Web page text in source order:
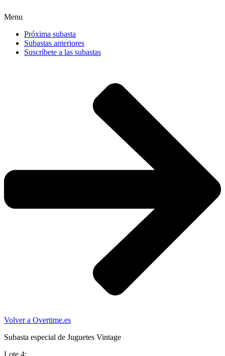
Menu
Próxima subasta
Subastas anteriores
Suscríbete a las subastas
Volver a Overtime.es
Subasta especial de Juguetes Vintage
Lote 4: